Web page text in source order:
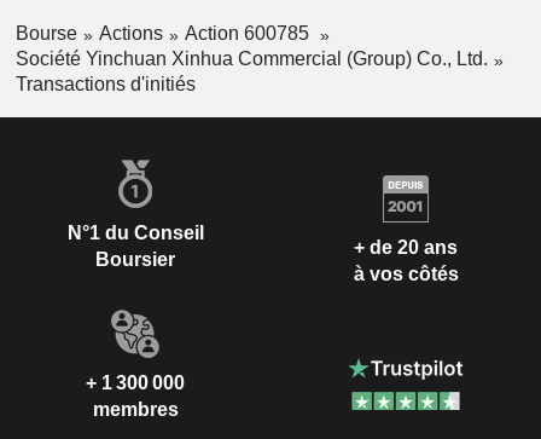
Bourse Actions
Action 600785
Société Yinchuan Xinhua Commercial (Group) Co., Ltd.
Transactions d'initiés
N°1 du Conseil
Boursier
+ de 20 ans
à vos côtés
+ 1 300 000
membres